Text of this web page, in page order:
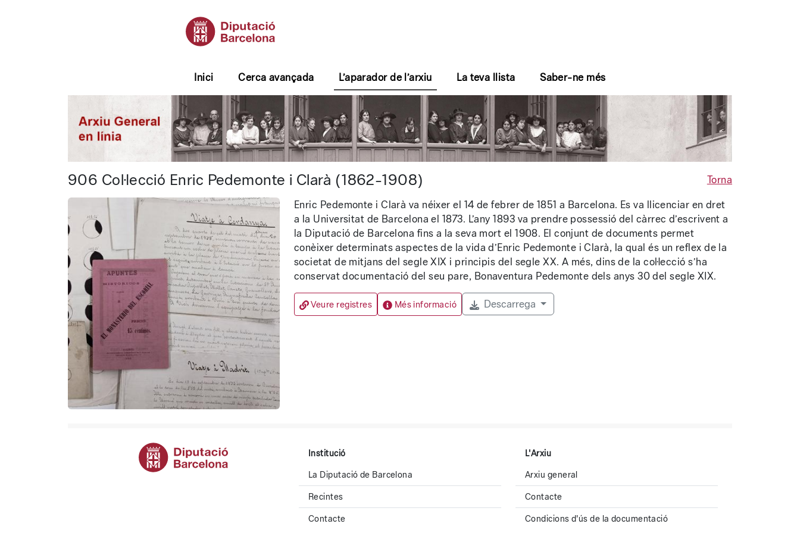
Inici Cerca avançada L’aparador de l’arxiu La teva llista Saber-ne més
Diputació de Barcelona - Arxiu general
906 Col·lecció Enric Pedemonte i Clarà (1862-1908)
Torna
Enric Pedemonte i Clarà va néixer el 14 de febrer de 1851 a Barcelona. Es va llicenciar en dret
a la Universitat de Barcelona el 1873. L’any 1893 va prendre possessió del càrrec d’escrivent a
la Diputació de Barcelona fins a la seva mort el 1908. El conjunt de documents permet
conèixer determinats aspectes de la vida d’Enric Pedemonte i Clarà, la qual és un reflex de la
societat de mitjans del segle XIX i principis del segle XX. A més, dins de la col·lecció s’ha
conservat documentació del seu pare, Bonaventura Pedemonte dels anys 30 del segle XIX.
Veure registres Més informació Descarrega
Institució
La Diputació de Barcelona
Recintes
Contacte
L'Arxiu
Arxiu general
Contacte
Condicions d'ús de la documentació